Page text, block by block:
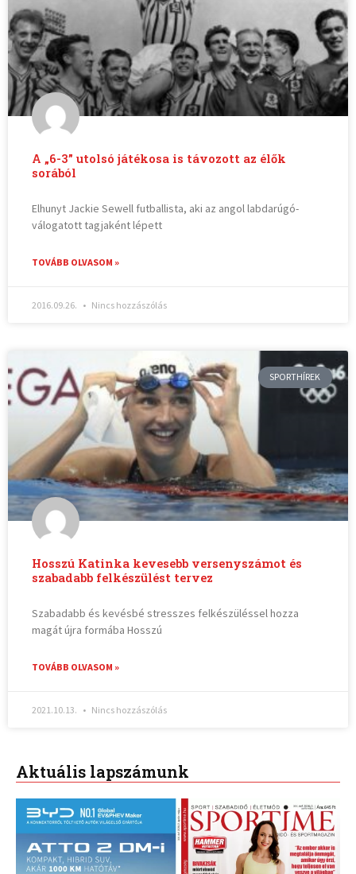
A „6-3” utolsó játékosa is távozott az élők
sorából
Elhunyt Jackie Sewell futballista, aki az angol labdarúgó-
válogatott tagjaként lépett
TOVÁBB OLVASOM »
2016.09.26. Nincs hozzászólás
SPORTHÍREK
Hosszú Katinka kevesebb versenyszámot és
szabadabb felkészülést tervez
Szabadabb és kevésbé stresszes felkészüléssel hozza
magát újra formába Hosszú
TOVÁBB OLVASOM »
2021.10.13. Nincs hozzászólás
Aktuális lapszámunk